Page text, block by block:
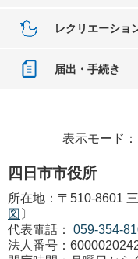
レクリエーショ
届出・手続き
表示モード
四日市市役所
所在地：〒510-8601
図 〕
代表電話：
059-354-
法人番号：